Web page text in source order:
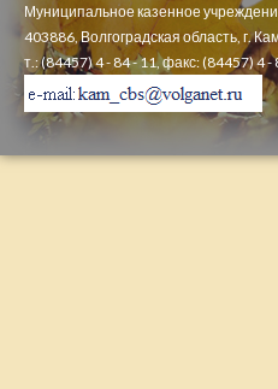
Муниципальное казенное
403886, Волгоградская область, г.
т.: (84457) 4 - 84 - 11, факс: (84457) 4 -